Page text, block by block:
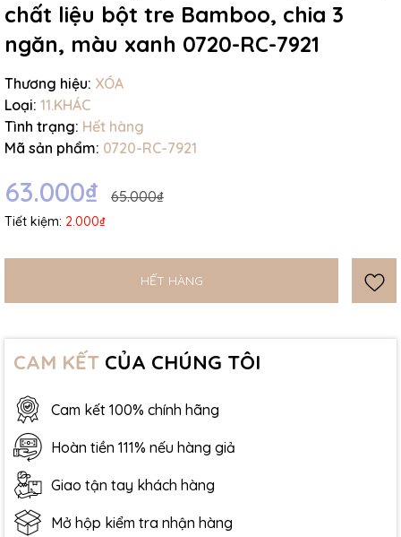
chất liệu bột tre Bamboo, chia 3
ngăn, màu xanh 0720-RC-7921
Thương hiệu: XÓA
Loại: 11.KHÁC
Tình trạng: Hết hàng
Mã sản phẩm: 0720-RC-7921
63.000₫ 65.000₫
Tiết kiệm: 2.000₫
HẾT HÀNG
CAM KẾT CỦA CHÚNG TÔI
Cam kết 100% chính hãng
Hoàn tiền 111% nếu hàng giả
Giao tận tay khách hàng
Mở hộp kiểm tra nhận hàng